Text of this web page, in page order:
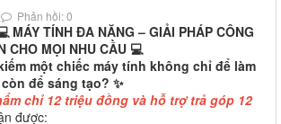
Phản hồi: 0
MÁY TÍNH ĐA NĂNG – GIẢI PHÁP CÔNG
CHO MỌI NHU CẦU 💻
một chiếc máy tính không chỉ để làm
để sáng tạo? ✨
chỉ 12 triệu đồng và hỗ trợ trả góp 12
được: